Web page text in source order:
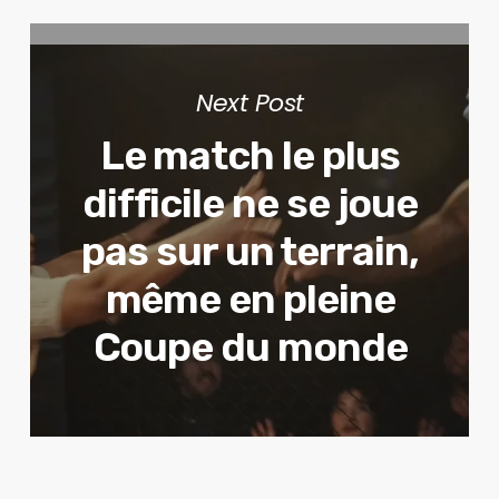
Next Post
Le match le plus
difficile ne se joue
pas sur un terrain,
même en pleine
Coupe du monde